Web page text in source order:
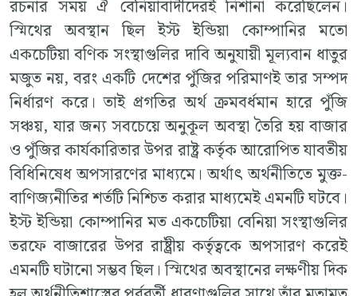
রচনার সময় ঐ বেনিয়াবাদীদেরই নিশানা করেছিলেন।
স্মিথের অবস্থান ছিল ইস্ট ইন্ডিয়া কোম্পানির মতো
একচেটিয়া বণিক সংস্থাগুলির দাবি অনুযায়ী মূল্যবান ধাতুর
মজুত নয়, বরং একটি দেশের পুঁজির পরিমাণই তার সম্পদ
নির্ধারণ করে। তাই প্রগতির অর্থ ক্রমবর্ধমান হারে পুঁজি
সঞ্চয়, যার জন্য সবচেয়ে অনুকূল অবস্থা তৈরি হয় বাজার
ও পুঁজির কার্যকারিতার উপর রাষ্ট্র কর্তৃক আরোপিত যাবতীয়
বিধিনিষেধ অপসারণের মাধ্যমে। অর্থাৎ অর্থনীতিতে মুক্ত-
বাণিজ্যনীতির শর্তটি নিশ্চিত করার মাধ্যমেই এমনটি ঘটবে।
ইস্ট ইন্ডিয়া কোম্পানির মত একচেটিয়া বেনিয়া সংস্থাগুলির
তরফে বাজারের উপর রাষ্ট্রীয় কর্তৃত্বকে অপসারণ করেই
এমনটি ঘটানো সম্ভব ছিল। স্মিথের অবস্থানের লক্ষণীয় দিক